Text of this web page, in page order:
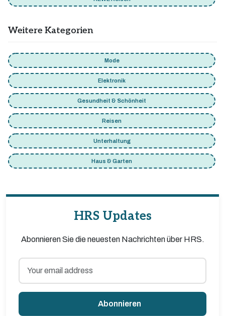
Weitere Kategorien
Mode
Elektronik
Gesundheit & Schönheit
Reisen
Unterhaltung
Haus & Garten
HRS Updates
Abonnieren Sie die neuesten Nachrichten über HRS.
Abonnieren